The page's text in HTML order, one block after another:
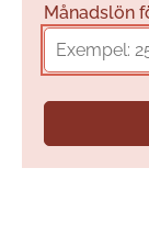
Månadslön